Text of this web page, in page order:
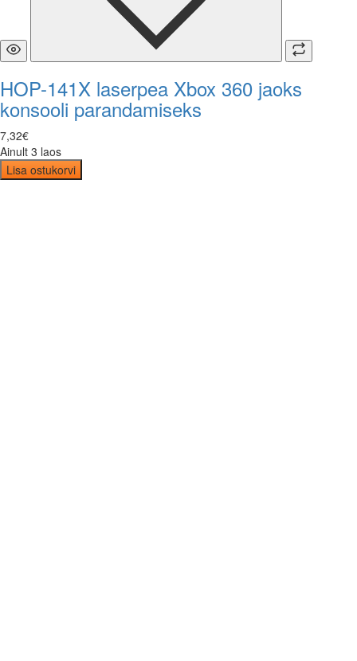
HOP-141X laserpea Xbox 360 jaoks
konsooli parandamiseks
7,32€
Ainult 3 laos
Lisa ostukorvi